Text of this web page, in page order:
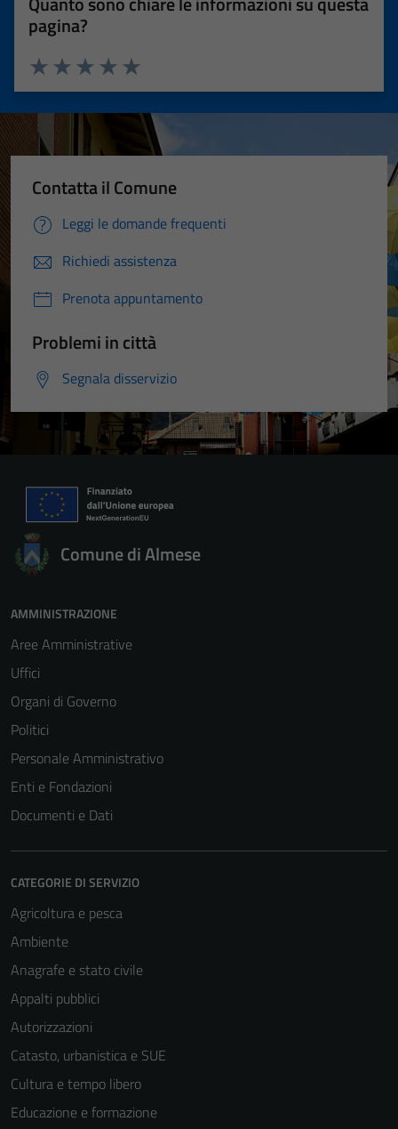
pagina?
Valuta 5 stelle su 5
Valuta 4 stelle su 5
Valuta 3 stelle su 5
Valuta 2 stelle su 5
Valuta 1 stelle su 5
Contatta il Comune
Leggi le domande frequenti
Richiedi assistenza
Prenota appuntamento
Problemi in città
Segnala disservizio
Comune di Almese
AMMINISTRAZIONE
Aree Amministrative
Uffici
Organi di Governo
Politici
Personale Amministrativo
Enti e Fondazioni
Documenti e Dati
CATEGORIE DI SERVIZIO
Agricoltura e pesca
Ambiente
Anagrafe e stato civile
Appalti pubblici
Autorizzazioni
Catasto, urbanistica e SUE
Cultura e tempo libero
Educazione e formazione